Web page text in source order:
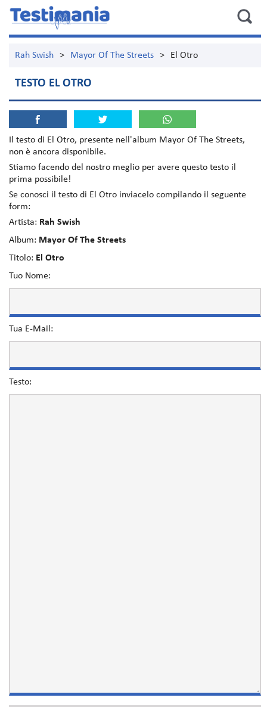
Rah Swish > Mayor Of The Streets > El Otro
TESTO EL OTRO
Il testo di El Otro, presente nell'album Mayor Of The Streets,
non è ancora disponibile.
Stiamo facendo del nostro meglio per avere questo testo il
prima possibile!
Se conosci il testo di El Otro inviacelo compilando il seguente
form:
Artista: Rah Swish
Album: Mayor Of The Streets
Titolo: El Otro
Tuo Nome:
Tua E-Mail:
Testo: